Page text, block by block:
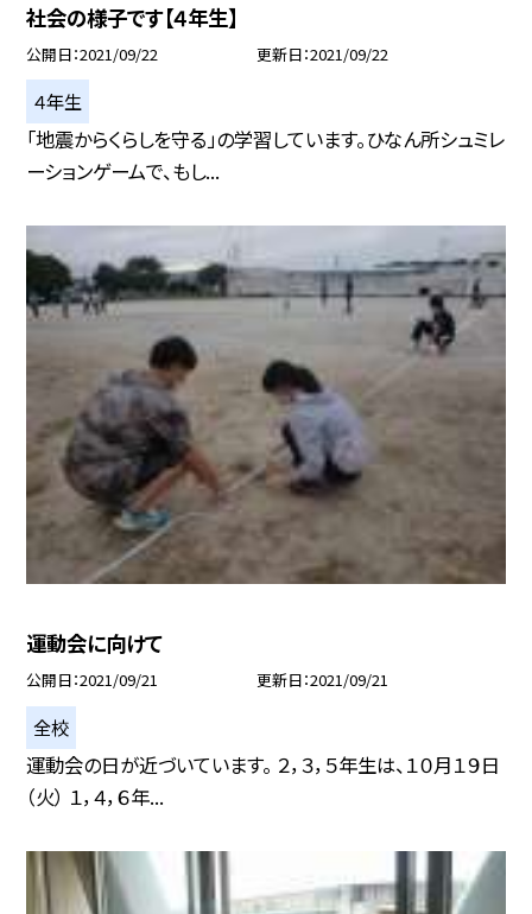
社会の様子です【４年生】
公開日 2021/09/22 更新日 2021/09/22
４年生
「地震からくらしを守る」の学習しています。ひなん所シュミレ
ーションゲームで、もし...
運動会に向けて
公開日 2021/09/21 更新日 2021/09/21
全校
運動会の日が近づいています。 ２，３，５年生は、１０月１９日
（火） １，４，６年...